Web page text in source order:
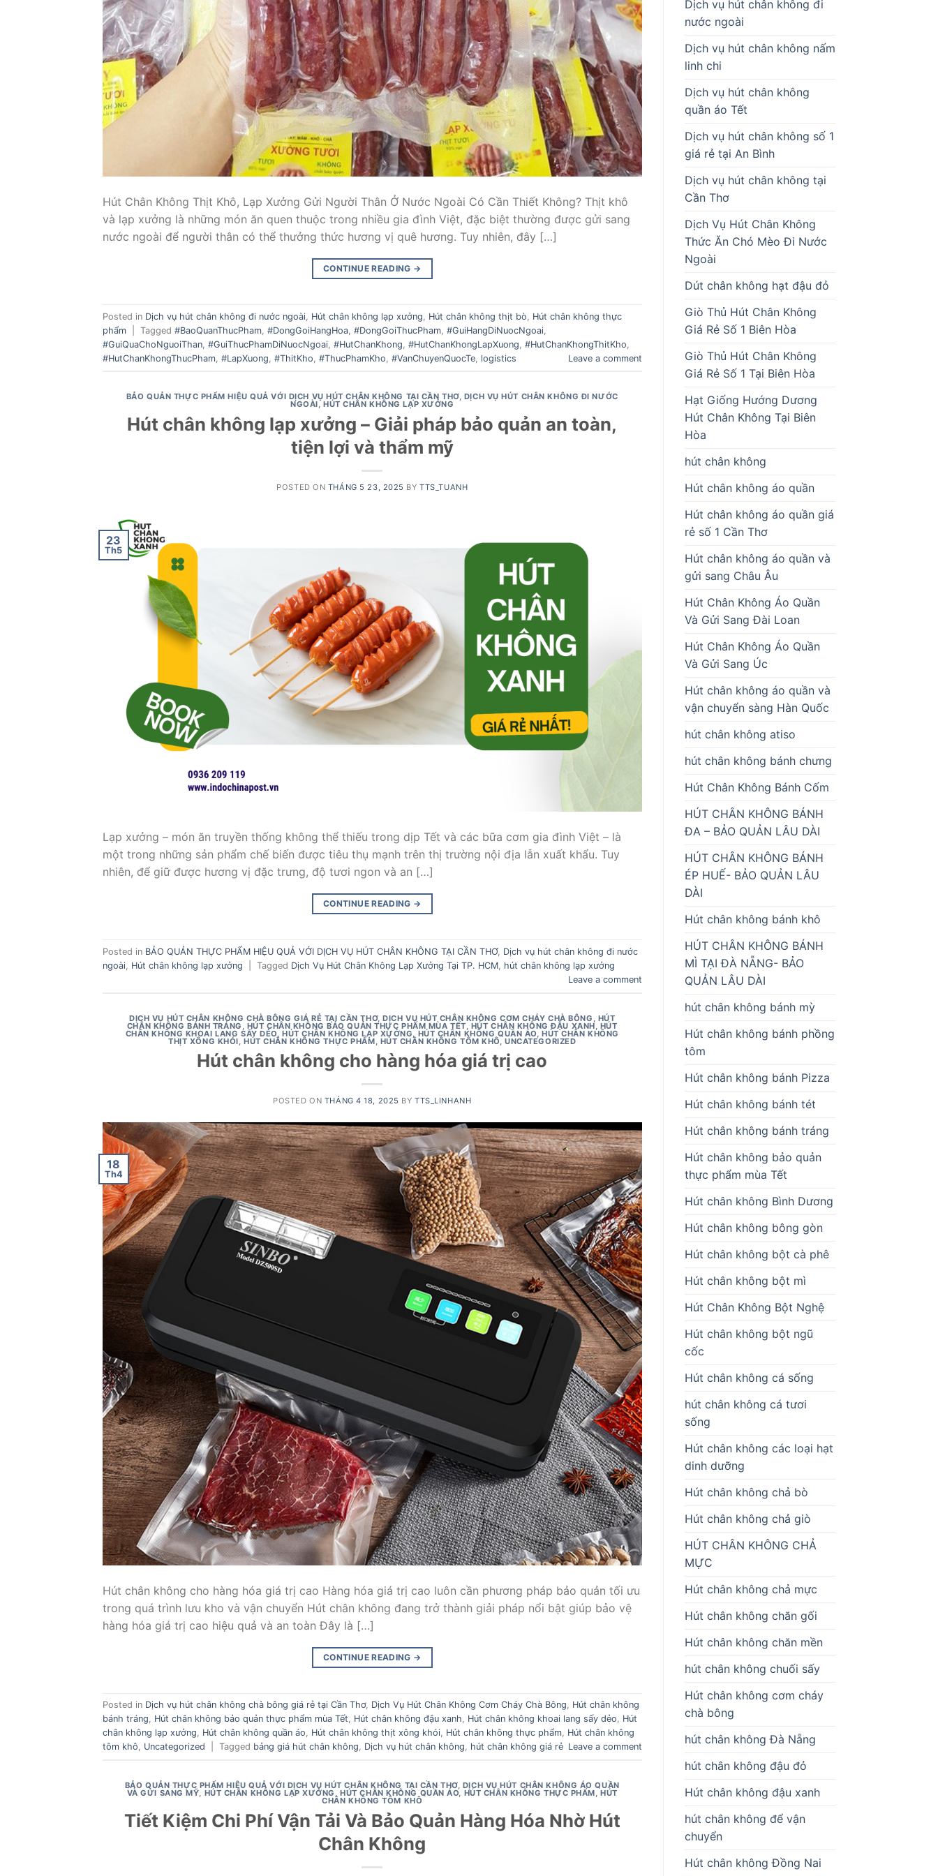
Hút Chân Không Thịt Khô, Lạp Xưởng Gửi Người Thân Ở Nước Ngoài Có Cần Thiết Không? Thịt khô
và lạp xưởng là những món ăn quen thuộc trong nhiều gia đình Việt, đặc biệt thường được gửi sang
nước ngoài để người thân có thể thưởng thức hương vị quê hương. Tuy nhiên, đây […]
CONTINUE READING →
Posted in Dịch vụ hút chân không đi nước ngoài Hút chân không lạp xưởng Hút chân không thịt bò
Hút chân không thực
phẩm
Tagged #BaoQuanThucPham #DongGoiHangHoa #DongGoiThucPham #GuiHangDiNuocNgoai
#GuiQuaChoNguoiThan #GuiThucPhamDiNuocNgoai #HutChanKhong #HutChanKhongLapXuong #HutChanKhongThitKho
#HutChanKhongThucPham #LapXuong #ThitKho #ThucPhamKho #VanChuyenQuocTe logistics Leave a comment
BẢO QUẢN THỰC PHẨM HIỆU QUẢ VỚI DỊCH VỤ HÚT CHÂN KHÔNG TẠI CẦN THƠ, DỊCH VỤ HÚT CHÂN KHÔNG ĐI NƯỚC
NGOÀI, HÚT CHÂN KHÔNG LẠP XƯỞNG
Hút chân không lạp xưởng – Giải pháp bảo quản an toàn,
tiện lợi và thẩm mỹ
POSTED ON THÁNG 5 23, 2025 BYTTS_TUANH
23
Th5
Lạp xưởng – món ăn truyền thống không thể thiếu trong dịp Tết và các bữa cơm gia đình Việt – là
một trong những sản phẩm chế biến được tiêu thụ mạnh trên thị trường nội địa lẫn xuất khẩu. Tuy
nhiên, để giữ được hương vị đặc trưng, độ tươi ngon và an […]
CONTINUE READING →
Posted in BẢO QUẢN THỰC PHẨM HIỆU QUẢ VỚI DỊCH VỤ HÚT CHÂN KHÔNG TẠI CẦN THƠ, Dịch vụ hút chân không đi nước
ngoài Hút chân không lạp xưởng Tagged Dịch Vụ Hút Chân Không Lạp Xưởng Tại TP. HCM hút chân không lạp xưởng
Leave a comment
DỊCH VỤ HÚT CHÂN KHÔNG CHÀ BÔNG GIÁ RẺ TẠI CẦN THƠ,DỊCH VỤ HÚT CHÂN KHÔNG CƠM CHÁY CHÀ BÔNG HÚT
CHÂN KHÔNG BÁNH TRÁNG HÚT CHÂN KHÔNG BẢO QUẢN THỰC PHẨM MÙA TẾT HÚT CHÂN KHÔNG ĐẬU XANH HÚT
CHÂN KHÔNG KHOAI LANG SẤY DẺO HÚT CHÂN KHÔNG LẠP XƯỞNG HÚT CHÂN KHÔNG QUẦN ÁO ,HÚT CHÂN KHÔNG
THỊT XÔNG KHÓI ,HÚT CHÂN KHÔNG THỰC PHẨM HÚT CHÂN KHÔNG TÔM KHÔ ,UNCATEGORIZED
Hút chân không cho hàng hóa giá trị cao
POSTED ON THÁNG 4 18, 2025 BYTTS_LINHANH
18
Th4
Hút chân không cho hàng hóa giá trị cao Hàng hóa giá trị cao luôn cần phương pháp bảo quản tối ưu
trong quá trình lưu kho và vận chuyển Hút chân không đang trở thành giải pháp nổi bật giúp bảo vệ
hàng hóa giá trị cao hiệu quả và an toàn Đây là […]
CONTINUE READING →
Posted in Dịch vụ hút chân không chà bông giá rẻ tại Cần Thơ, Dịch Vụ Hút Chân Không Cơm Cháy Chà Bông, Hút chân không
bánh tráng, Hút chân không bảo quản thực phẩm mùa Tết, Hút chân không đậu xanh, Hút chân không khoai lang sấy dẻo, Hút
chân không lạp xưởng, Hút chân không quần áo, Hút chân không thịt xông khói, Hút chân không thực phẩm, Hút chân không
tôm khô, Uncategorized Tagged bảng giá hút chân không, Dịch vụ hút chân không, hút chân không giá rẻ Leave a comment
BẢO QUẢN THỰC PHẨM HIỆU QUẢ VỚI DỊCH VỤ HÚT CHÂN KHÔNG TẠI CẦN THƠ, DỊCH VỤ HÚT CHÂN KHÔNG ÁO QUẦN
VÀ GỬI SANG MỸ, HÚT CHÂN KHÔNG LẠP XƯỞNG ,HÚT CHÂN KHÔNG QUẦN ÁO, HÚT CHÂN KHÔNG THỰC PHẨM,HÚT
CHÂN KHÔNG TÔM KHÔ
Tiết Kiệm Chi Phí Vận Tải Và Bảo Quản Hàng Hóa Nhờ Hút
Chân Không
Dịch vụ hút chân không đi
nước ngoài
Dịch vụ hút chân không nấm
linh chi
Dịch vụ hút chân không
quần áo Tết
Dịch vụ hút chân không số 1
giá rẻ tại An Bình
Dịch vụ hút chân không tại
Cần Thơ
Dịch Vụ Hút Chân Không
Thức Ăn Chó Mèo Đi Nước
Ngoài
Dút chân không hạt đậu đỏ
Giò Thủ Hút Chân Không
Giá Rẻ Số 1 Biên Hòa
Giò Thủ Hút Chân Không
Giá Rẻ Số 1 Tại Biên Hòa
Hạt Giống Hướng Dương
Hút Chân Không Tại Biên
Hòa
hút chân không
Hút chân không áo quần
Hút chân không áo quần giá
rẻ số 1 Cần Thơ
Hút chân không áo quần và
gửi sang Châu Âu
Hút Chân Không Áo Quần
Và Gửi Sang Đài Loan
Hút Chân Không Áo Quần
Và Gửi Sang Úc
Hút chân không áo quần và
vận chuyển sàng Hàn Quốc
hút chân không atiso
hút chân không bánh chưng
Hút Chân Không Bánh Cốm
HÚT CHÂN KHÔNG BÁNH
ĐA – BẢO QUẢN LÂU DÀI
HÚT CHÂN KHÔNG BÁNH
ÉP HUẾ- BẢO QUẢN LÂU
DÀI
Hút chân không bánh khô
HÚT CHÂN KHÔNG BÁNH
MÌ TẠI ĐÀ NẴNG- BẢO
QUẢN LÂU DÀI
hút chân không bánh mỳ
Hút chân không bánh phồng
tôm
Hút chân không bánh Pizza
Hút chân không bánh tét
Hút chân không bánh tráng
Hút chân không bảo quản
thực phẩm mùa Tết
Hút chân không Bình Dương
Hút chân không bông gòn
Hút chân không bột cà phê
Hút chân không bột mì
Hút Chân Không Bột Nghệ
Hút chân không bột ngũ
cốc
Hút chân không cá sống
hút chân không cá tươi
sống
Hút chân không các loại hạt
dinh dưỡng
Hút chân không chả bò
Hút chân không chả giò
HÚT CHÂN KHÔNG CHẢ
MỰC
Hút chân không chả mực
Hút chân không chăn gối
Hút chân không chăn mền
hút chân không chuối sấy
Hút chân không cơm cháy
chà bông
hút chân không Đà Nẵng
hút chân không đậu đỏ
Hút chân không đậu xanh
hút chân không để vận
chuyển
Hút chân không Đồng Nai